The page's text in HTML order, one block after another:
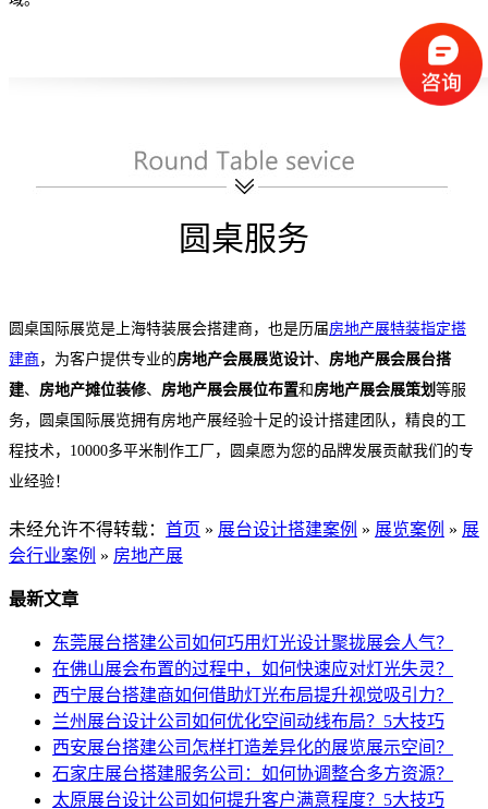
圆桌服务
圆桌国际展览是上海特装展会搭建商，也是历届房地产展特装指定搭
建商，为客户提供专业的房地产会展展览设计、 房地产展会展台搭
建、 房地产摊位装修、 房地产展会展位布置和房地产展会展策划 等服
务，圆桌国际展览拥有房地产展经验十足的设计搭建团队，精良的工
程技术， 10000多平米制作工厂，圆桌愿为您的品牌发展贡献我们的专
业经验！
未经允许不得转载： 首页 » 展台设计搭建案例 » 展览案例 » 展
会行业案例 » 房地产展
最新文章
东莞展台搭建公司如何巧用灯光设计聚拢展会人气？
在佛山展会布置的过程中，如何快速应对灯光失灵？
西宁展台搭建商如何借助灯光布局提升视觉吸引力？
兰州展台设计公司如何优化空间动线布局？5大技巧
西安展台搭建公司怎样打造差异化的展览展示空间？
石家庄展台搭建服务公司：如何协调整合多方资源？
太原展台设计公司如何提升客户满意程度？5大技巧